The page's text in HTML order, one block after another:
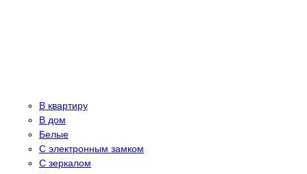
В квартиру
В дом
Белые
С электронным замком
С зеркалом